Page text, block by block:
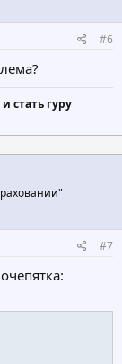
#6
стать гуру
#7